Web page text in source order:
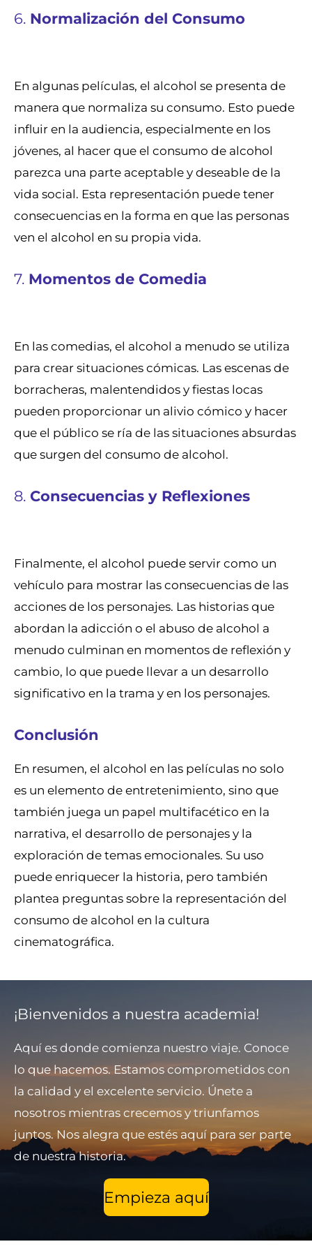
6. Normalización del Consumo
En algunas películas, el alcohol se presenta de
manera que normaliza su consumo. Esto puede
influir en la audiencia, especialmente en los
jóvenes, al hacer que el consumo de alcohol
parezca una parte aceptable y deseable de la
vida social. Esta representación puede tener
consecuencias en la forma en que las personas
ven el alcohol en su propia vida.
7. Momentos de Comedia
En las comedias, el alcohol a menudo se utiliza
para crear situaciones cómicas. Las escenas de
borracheras, malentendidos y fiestas locas
pueden proporcionar un alivio cómico y hacer
que el público se ría de las situaciones absurdas
que surgen del consumo de alcohol.
8. Consecuencias y Reflexiones
Finalmente, el alcohol puede servir como un
vehículo para mostrar las consecuencias de las
acciones de los personajes. Las historias que
abordan la adicción o el abuso de alcohol a
menudo culminan en momentos de reflexión y
cambio, lo que puede llevar a un desarrollo
significativo en la trama y en los personajes.
Conclusión
En resumen, el alcohol en las películas no solo
es un elemento de entretenimiento, sino que
también juega un papel multifacético en la
narrativa, el desarrollo de personajes y la
exploración de temas emocionales. Su uso
puede enriquecer la historia, pero también
plantea preguntas sobre la representación del
consumo de alcohol en la cultura
cinematográfica.
¡Bienvenidos a nuestra academia!
Aquí es donde comienza nuestro viaje. Conoce
lo que hacemos. Estamos comprometidos con
la calidad y el excelente servicio. Únete a
nosotros mientras crecemos y triunfamos
juntos. Nos alegra que estés aquí para ser parte
de nuestra historia.
Empieza aquí